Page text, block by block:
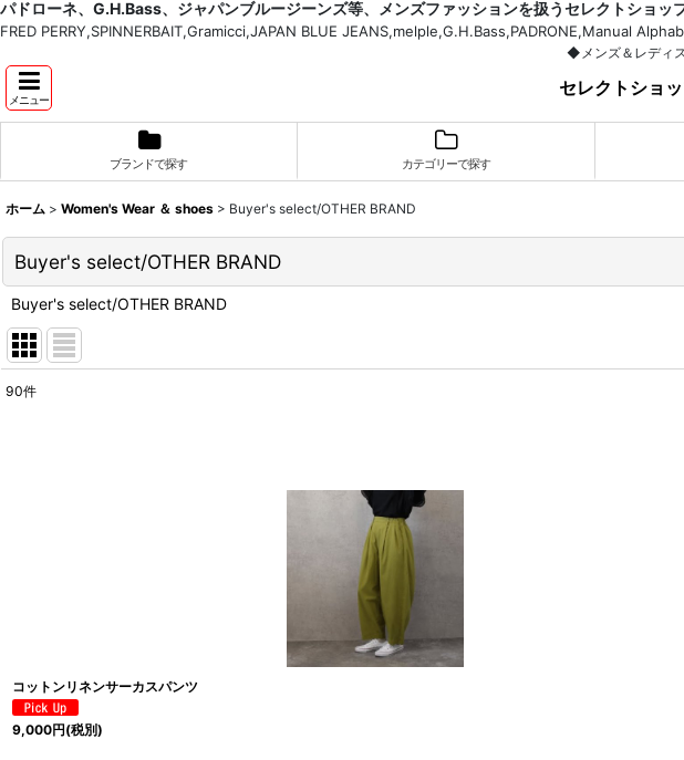
パドローネ、G.H.Bass、ジャパンブルージーンズ等、メンズファッションを扱うセレクトショッ
FRED PERRY,SPINNERBAIT,Gramicci,JAPAN BLUE JEANS,melple,G.H.Bass,PADRONE,Manual
◆メンズ＆レディ
メニュー
セレクトショ
ブランドで探す カテゴリーで探す
ホーム > Women's Wear ＆ shoes > Buyer's select/OTHER BRAND
Buyer's select/OTHER BRAND
Buyer's select/OTHER BRAND
90件
コットンリネンサーカスパンツ
9,000円(税別)